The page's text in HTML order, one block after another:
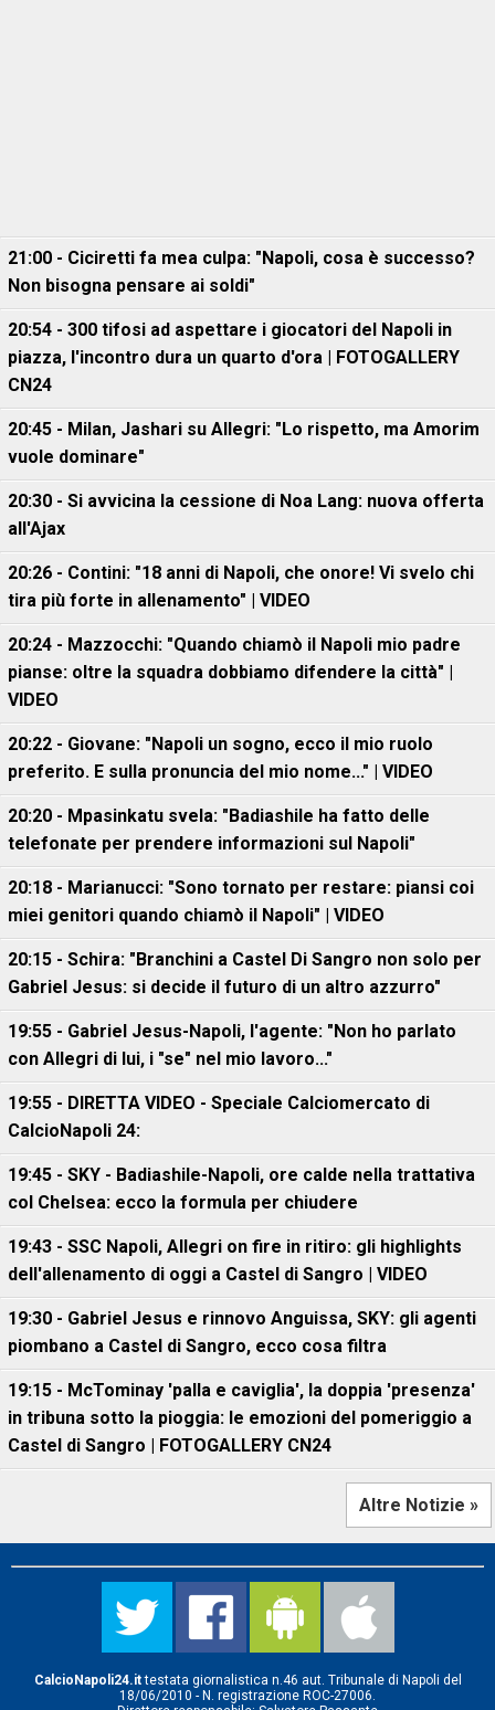
21:00 - Ciciretti fa mea culpa: "Napoli, cosa è successo?
Non bisogna pensare ai soldi"
20:54 - 300 tifosi ad aspettare i giocatori del Napoli in
piazza, l'incontro dura un quarto d'ora | FOTOGALLERY
CN24
20:45 - Milan, Jashari su Allegri: "Lo rispetto, ma Amorim
vuole dominare"
20:30 - Si avvicina la cessione di Noa Lang: nuova offerta
all'Ajax
20:26 - Contini: "18 anni di Napoli, che onore! Vi svelo chi
tira più forte in allenamento" | VIDEO
20:24 - Mazzocchi: "Quando chiamò il Napoli mio padre
pianse: oltre la squadra dobbiamo difendere la città" |
VIDEO
20:22 - Giovane: "Napoli un sogno, ecco il mio ruolo
preferito. E sulla pronuncia del mio nome..." | VIDEO
20:20 - Mpasinkatu svela: "Badiashile ha fatto delle
telefonate per prendere informazioni sul Napoli"
20:18 - Marianucci: "Sono tornato per restare: piansi coi
miei genitori quando chiamò il Napoli" | VIDEO
20:15 - Schira: "Branchini a Castel Di Sangro non solo per
Gabriel Jesus: si decide il futuro di un altro azzurro"
19:55 - Gabriel Jesus-Napoli, l'agente: "Non ho parlato
con Allegri di lui, i "se" nel mio lavoro..."
19:55 - DIRETTA VIDEO - Speciale Calciomercato di
CalcioNapoli 24:
19:45 - SKY - Badiashile-Napoli, ore calde nella trattativa
col Chelsea: ecco la formula per chiudere
19:43 - SSC Napoli, Allegri on fire in ritiro: gli highlights
dell'allenamento di oggi a Castel di Sangro | VIDEO
19:30 - Gabriel Jesus e rinnovo Anguissa, SKY: gli agenti
piombano a Castel di Sangro, ecco cosa filtra
19:15 - McTominay 'palla e caviglia', la doppia 'presenza'
in tribuna sotto la pioggia: le emozioni del pomeriggio a
Castel di Sangro | FOTOGALLERY CN24
Altre Notizie »
CalcioNapoli24.ittestata giornalistica n.46 aut. Tribunale di Napoli del
18/06/2010 - N. registrazione ROC-27006.